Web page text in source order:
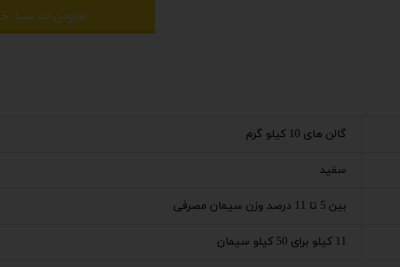
افزودن به سبد
گالن های 10 کیلو گرم
سفید
بین 5 تا 11 درصد وزن سیمان مصرفی
11 کیلو برای 50 کیلو سیمان